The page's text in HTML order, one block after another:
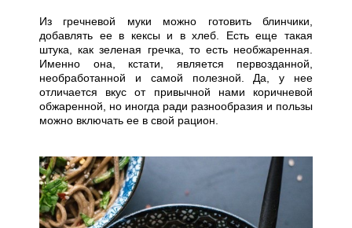
Из гречневой муки можно готовить блинчики,
добавлять ее в кексы и в хлеб. Есть еще такая
штука, как зеленая гречка, то есть необжаренная.
Именно она, кстати, является первозданной,
необработанной и самой полезной. Да, у нее
отличается вкус от привычной нами коричневой
обжаренной, но иногда ради разнообразия и пользы
можно включать ее в свой рацион.